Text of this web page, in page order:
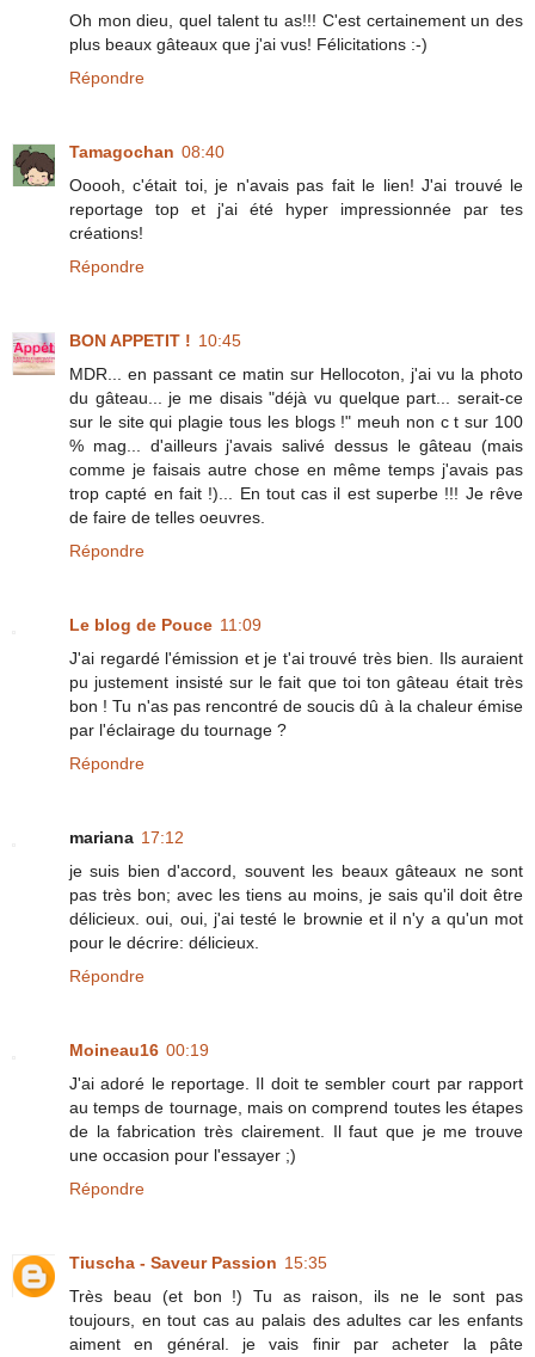
Oh mon dieu, quel talent tu as!!! C'est certainement un des
plus beaux gâteaux que j'ai vus! Félicitations :-)
Répondre
Tamagochan 08:40
Ooooh, c'était toi, je n'avais pas fait le lien! J'ai trouvé le
reportage top et j'ai été hyper impressionnée par tes
créations!
Répondre
BON APPETIT ! 10:45
MDR... en passant ce matin sur Hellocoton, j'ai vu la photo
du gâteau... je me disais "déjà vu quelque part... serait-ce
sur le site qui plagie tous les blogs !" meuh non c t sur 100
% mag... d'ailleurs j'avais salivé dessus le gâteau (mais
comme je faisais autre chose en même temps j'avais pas
trop capté en fait !)... En tout cas il est superbe !!! Je rêve
de faire de telles oeuvres.
Répondre
Le blog de Pouce 11:09
J'ai regardé l'émission et je t'ai trouvé très bien. Ils auraient
pu justement insisté sur le fait que toi ton gâteau était très
bon ! Tu n'as pas rencontré de soucis dû à la chaleur émise
par l'éclairage du tournage ?
Répondre
mariana 17:12
je suis bien d'accord, souvent les beaux gâteaux ne sont
pas très bon; avec les tiens au moins, je sais qu'il doit être
délicieux. oui, oui, j'ai testé le brownie et il n'y a qu'un mot
pour le décrire: délicieux.
Répondre
Moineau16 00:19
J'ai adoré le reportage. Il doit te sembler court par rapport
au temps de tournage, mais on comprend toutes les étapes
de la fabrication très clairement. Il faut que je me trouve
une occasion pour l'essayer ;)
Répondre
Tiuscha - Saveur Passion 15:35
Très beau (et bon !) Tu as raison, ils ne le sont pas
toujours, en tout cas au palais des adultes car les enfants
aiment en général. je vais finir par acheter la pâte